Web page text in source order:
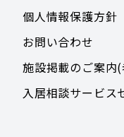
個人情報保護方針
お問い合わせ
施設掲載のご案内
入居相談サービス